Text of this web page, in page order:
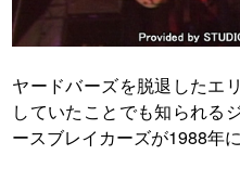
ヤードバーズを脱退したエ
していたことでも知られる
ースブレイカーズが1988年